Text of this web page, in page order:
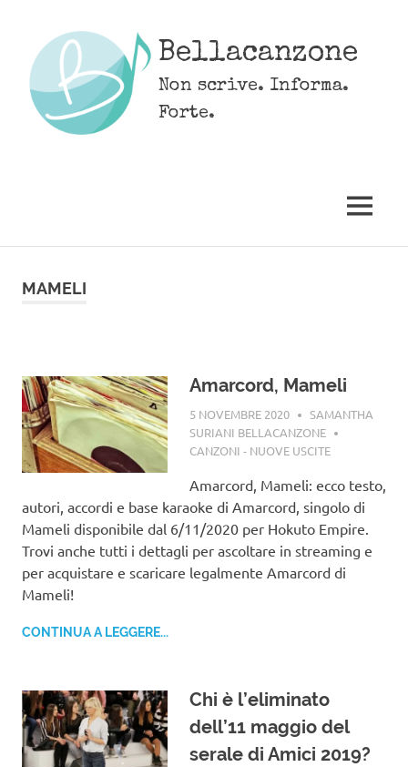
content
Bellacanzone
Non scrive. Informa.
Forte.
MENU
MAMELI
Amarcord, Mameli
5 NOVEMBRE 2020
SAMANTHA
SURIANI BELLACANZONE
CANZONI - NUOVE USCITE
Amarcord, Mameli: ecco testo,
autori, accordi e base karaoke di Amarcord, singolo di
Mameli disponibile dal 6/11/2020 per Hokuto Empire.
Trovi anche tutti i dettagli per ascoltare in streaming e
per acquistare e scaricare legalmente Amarcord di
Mameli!
CONTINUA A LEGGERE...
Chi è l’eliminato
dell’11 maggio del
serale di Amici 2019?